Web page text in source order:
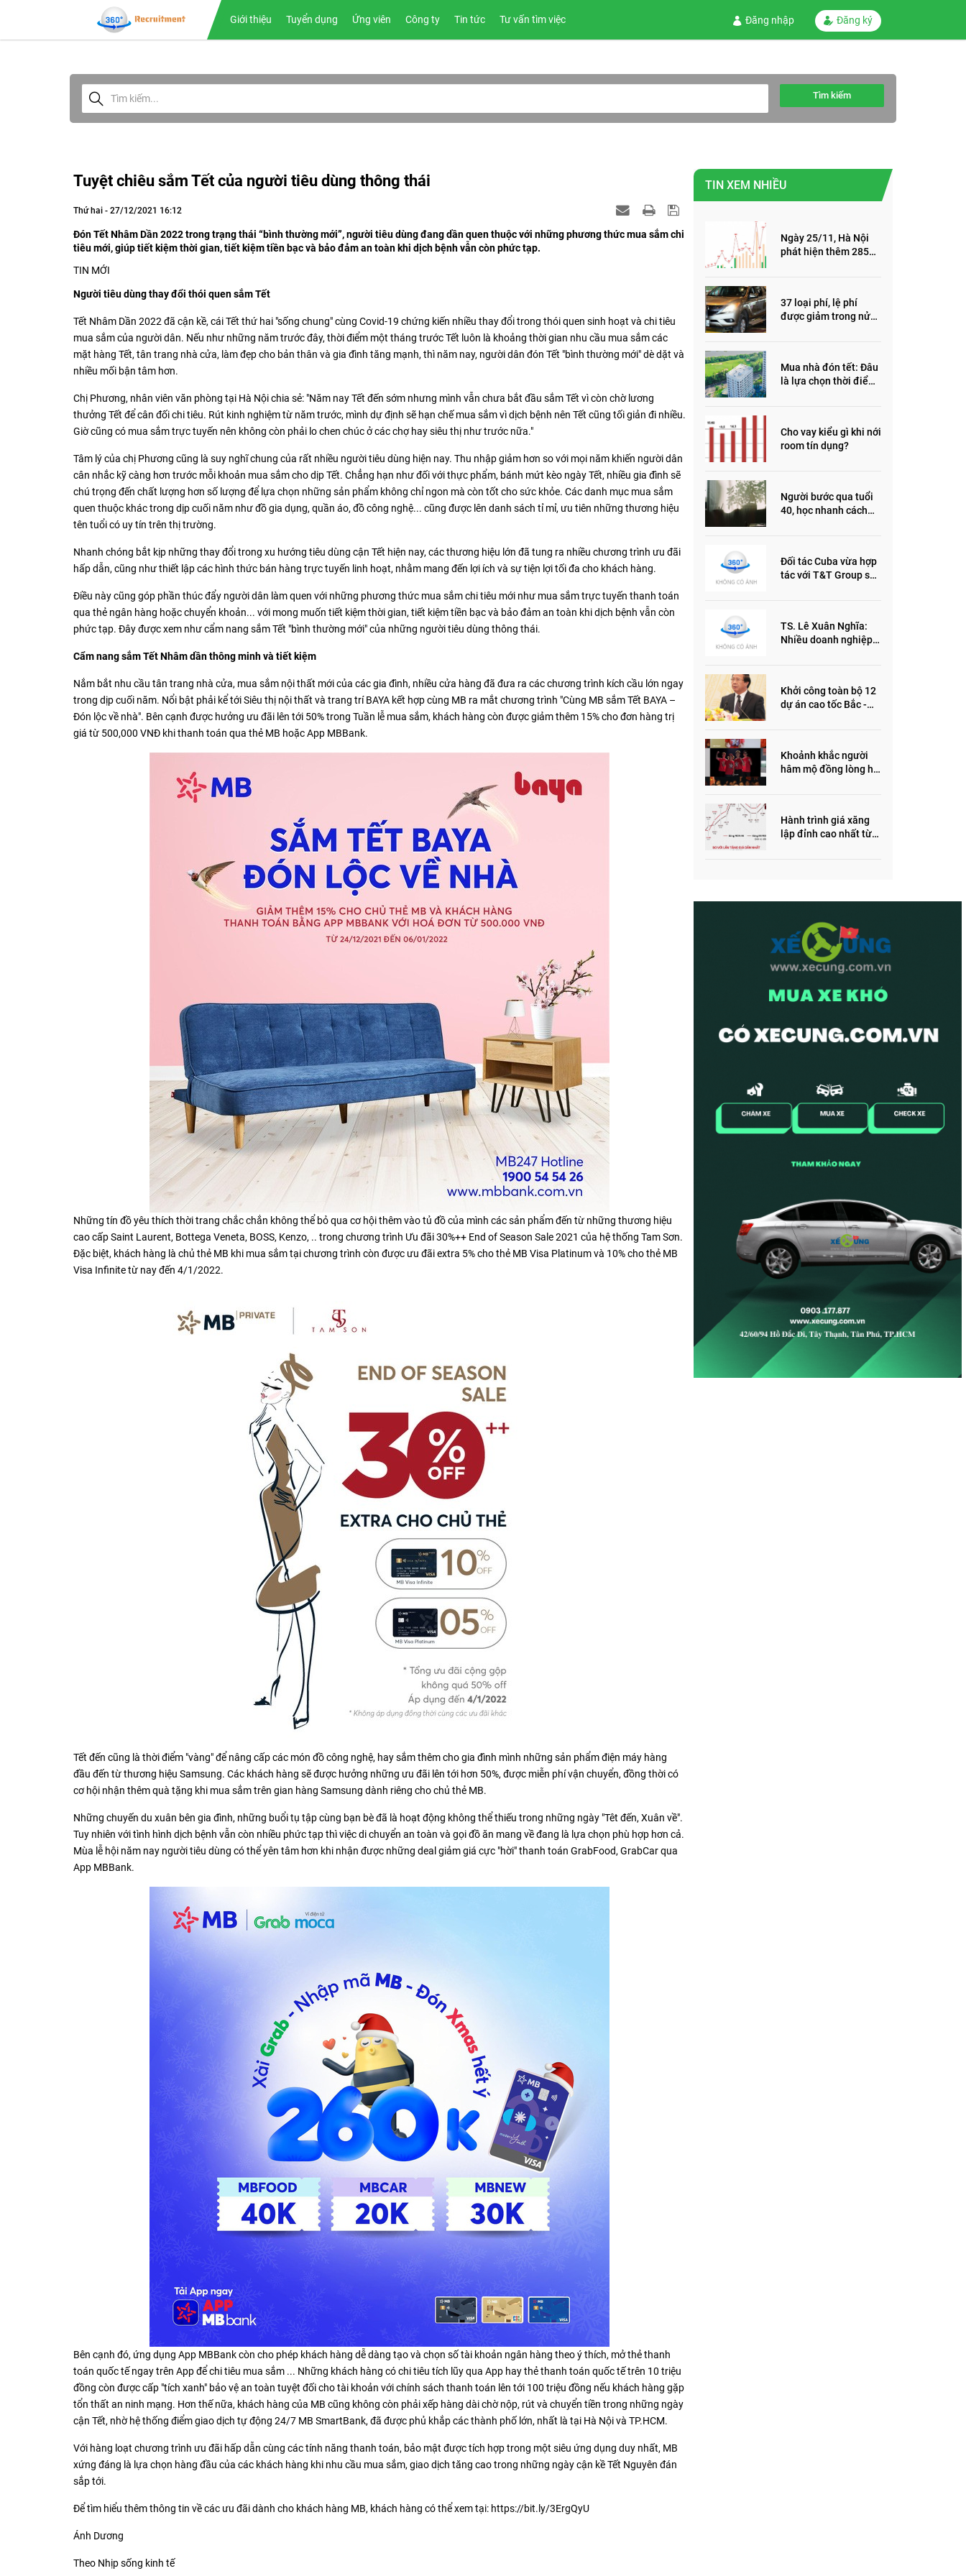
Giới thiệu Tuyển dụng Ứng viên Công ty Tin tức Tư vấn tìm việc Đăng nhập Đăng ký
Tìm kiếm
Tuyệt chiêu sắm Tết của người tiêu dùng thông thái
Thứ hai - 27/12/2021 16:12
Đón Tết Nhâm Dần 2022 trong trạng thái “bình thường mới”, người tiêu dùng đang dần quen thuộc với những phương thức mua sắm chi
tiêu mới, giúp tiết kiệm thời gian, tiết kiệm tiền bạc và bảo đảm an toàn khi dịch bệnh vẫn còn phức tạp.
TIN MỚI
Người tiêu dùng thay đổi thói quen sắm Tết
Tết Nhâm Dần 2022 đã cận kề, cái Tết thứ hai "sống chung" cùng Covid-19 chứng kiến nhiều thay đổi trong thói quen sinh hoạt và chi tiêu
mua sắm của người dân. Nếu như những năm trước đây, thời điểm một tháng trước Tết luôn là khoảng thời gian nhu cầu mua sắm các
mặt hàng Tết, tân trang nhà cửa, làm đẹp cho bản thân và gia đình tăng mạnh, thì năm nay, người dân đón Tết "bình thường mới" dè dặt và
nhiều mối bận tâm hơn.
Chị Phương, nhân viên văn phòng tại Hà Nội chia sẻ: "Năm nay Tết đến sớm nhưng mình vẫn chưa bắt đầu sắm Tết vì còn chờ lương
thưởng Tết để cân đối chi tiêu. Rút kinh nghiệm từ năm trước, mình dự định sẽ hạn chế mua sắm vì dịch bệnh nên Tết cũng tối giản đi nhiều.
Giờ cũng có mua sắm trực tuyến nên không còn phải lo chen chúc ở các chợ hay siêu thị như trước nữa."
Tâm lý của chị Phương cũng là suy nghĩ chung của rất nhiều người tiêu dùng hiện nay. Thu nhập giảm hơn so với mọi năm khiến người dân
cân nhắc kỹ càng hơn trước mỗi khoản mua sắm cho dịp Tết. Chẳng hạn như đối với thực phẩm, bánh mứt kèo ngày Tết, nhiều gia đình sẽ
chú trọng đến chất lượng hơn số lượng để lựa chọn những sản phẩm không chỉ ngon mà còn tốt cho sức khỏe. Các danh mục mua sắm
quen thuộc khác trong dịp cuối năm như đồ gia dụng, quần áo, đồ công nghệ... cũng được lên danh sách tỉ mỉ, ưu tiên những thương hiệu
tên tuổi có uy tín trên thị trường.
Nhanh chóng bắt kịp những thay đổi trong xu hướng tiêu dùng cận Tết hiện nay, các thương hiệu lớn đã tung ra nhiều chương trình ưu đãi
hấp dẫn, cũng như thiết lập các hình thức bán hàng trực tuyến linh hoạt, nhằm mang đến lợi ích và sự tiện lợi tối đa cho khách hàng.
Điều này cũng góp phần thúc đẩy người dân làm quen với những phương thức mua sắm chi tiêu mới như mua sắm trực tuyến thanh toán
qua thẻ ngân hàng hoặc chuyển khoản... với mong muốn tiết kiệm thời gian, tiết kiệm tiền bạc và bảo đảm an toàn khi dịch bệnh vẫn còn
phức tạp. Đây được xem như cẩm nang sắm Tết "bình thường mới" của những người tiêu dùng thông thái.
Cẩm nang sắm Tết Nhâm dần thông minh và tiết kiệm
Nắm bắt nhu cầu tân trang nhà cửa, mua sắm nội thất mới của các gia đình, nhiều cửa hàng đã đưa ra các chương trình kích cầu lớn ngay
trong dịp cuối năm. Nổi bật phải kể tới Siêu thị nội thất và trang trí BAYA kết hợp cùng MB ra mắt chương trình "Cùng MB sắm Tết BAYA –
Đón lộc về nhà". Bên cạnh được hưởng ưu đãi lên tới 50% trong Tuần lễ mua sắm, khách hàng còn được giảm thêm 15% cho đơn hàng trị
giá từ 500,000 VNĐ khi thanh toán qua thẻ MB hoặc App MBBank.
Những tín đồ yêu thích thời trang chắc chắn không thể bỏ qua cơ hội thêm vào tủ đồ của mình các sản phẩm đến từ những thương hiệu
cao cấp Saint Laurent, Bottega Veneta, BOSS, Kenzo, .. trong chương trình Ưu đãi 30%++ End of Season Sale 2021 của hệ thống Tam Sơn.
Đặc biệt, khách hàng là chủ thẻ MB khi mua sắm tại chương trình còn được ưu đãi extra 5% cho thẻ MB Visa Platinum và 10% cho thẻ MB
Visa Infinite từ nay đến 4/1/2022.
Tết đến cũng là thời điểm "vàng" để nâng cấp các món đồ công nghệ, hay sắm thêm cho gia đình mình những sản phẩm điện máy hàng
đầu đến từ thương hiệu Samsung. Các khách hàng sẽ được hưởng những ưu đãi lên tới hơn 50%, được miễn phí vận chuyển, đồng thời có
cơ hội nhận thêm quà tặng khi mua sắm trên gian hàng Samsung dành riêng cho chủ thẻ MB.
Những chuyến du xuân bên gia đình, những buổi tụ tập cùng bạn bè đã là hoạt động không thể thiếu trong những ngày "Têt đến, Xuân về".
Tuy nhiên với tình hình dịch bệnh vẫn còn nhiều phức tạp thì việc di chuyển an toàn và gọi đồ ăn mang về đang là lựa chọn phù hợp hơn cả.
Mùa lễ hội năm nay người tiêu dùng có thể yên tâm hơn khi nhận được những deal giảm giá cực "hời" thanh toán GrabFood, GrabCar qua
App MBBank.
Bên cạnh đó, ứng dụng App MBBank còn cho phép khách hàng dễ dàng tạo và chọn số tài khoản ngân hàng theo ý thích, mở thẻ thanh
toán quốc tế ngay trên App để chi tiêu mua sắm ... Những khách hàng có chi tiêu tích lũy qua App hay thẻ thanh toán quốc tế trên 10 triệu
đồng còn được cấp "tích xanh" bảo vệ an toàn tuyệt đối cho tài khoản với chính sách thanh toán lên tới 100 triệu đồng nếu khách hàng gặp
tổn thất an ninh mạng. Hơn thế nữa, khách hàng của MB cũng không còn phải xếp hàng dài chờ nộp, rút và chuyển tiền trong những ngày
cận Tết, nhờ hệ thống điểm giao dịch tự động 24/7 MB SmartBank, đã được phủ khắp các thành phố lớn, nhất là tại Hà Nội và TP.HCM.
Với hàng loạt chương trình ưu đãi hấp dẫn cùng các tính năng thanh toán, bảo mật được tích hợp trong một siêu ứng dụng duy nhất, MB
xứng đáng là lựa chọn hàng đầu của các khách hàng khi nhu cầu mua sắm, giao dịch tăng cao trong những ngày cận kề Tết Nguyên đán
sắp tới.
Để tìm hiểu thêm thông tin về các ưu đãi dành cho khách hàng MB, khách hàng có thể xem tại: https://bit.ly/3ErgQyU
Ánh Dương
Theo Nhịp sống kinh tế
TIN XEM NHIỀU
Ngày 25/11, Hà Nội
phát hiện thêm 285
37 loại phí, lệ phí
được giảm trong nửa
Mua nhà đón tết: Đâu
là lựa chọn thời điểm
Cho vay kiểu gì khi nới
room tín dụng?
Người bước qua tuổi
40, học nhanh cách
Đối tác Cuba vừa hợp
tác với T&T Group sản
TS. Lê Xuân Nghĩa:
Nhiều doanh nghiệp
Khởi công toàn bộ 12
dự án cao tốc Bắc -
Khoảnh khắc người
hâm mộ đồng lòng hô
Hành trình giá xăng
lập đỉnh cao nhất từ